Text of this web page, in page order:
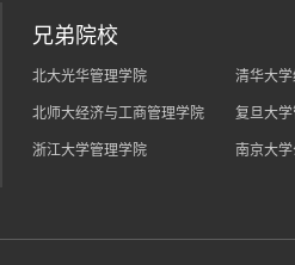
兄弟院校
北大光华管理学院 清华大
北师大经济与工商管理学院 复旦大
浙江大学管理学院 南京大